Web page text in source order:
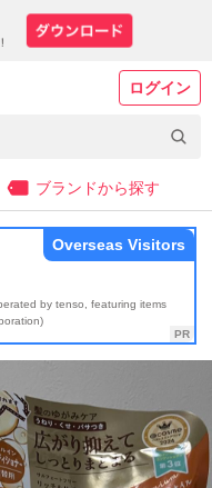
ログイン
ブランドから探す
by tenso, featuring items
Overseas Visitors